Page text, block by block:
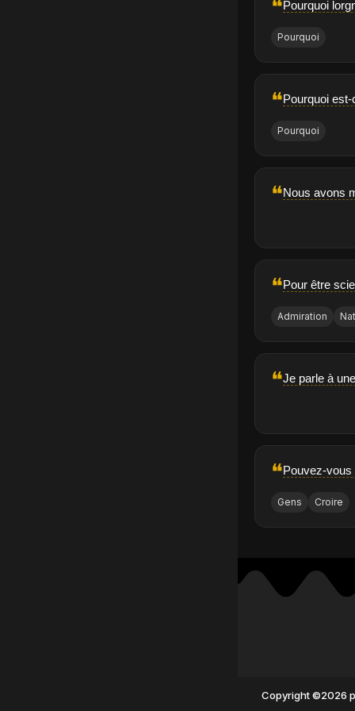
❝Pourquoi
Pourquoi
❝Pourquoi
Pourquoi
❝Nous avons
❝Pour être
Admiration
❝Je parle à
❝Pouvez-vous
Gens Croire
Copyright ©2026